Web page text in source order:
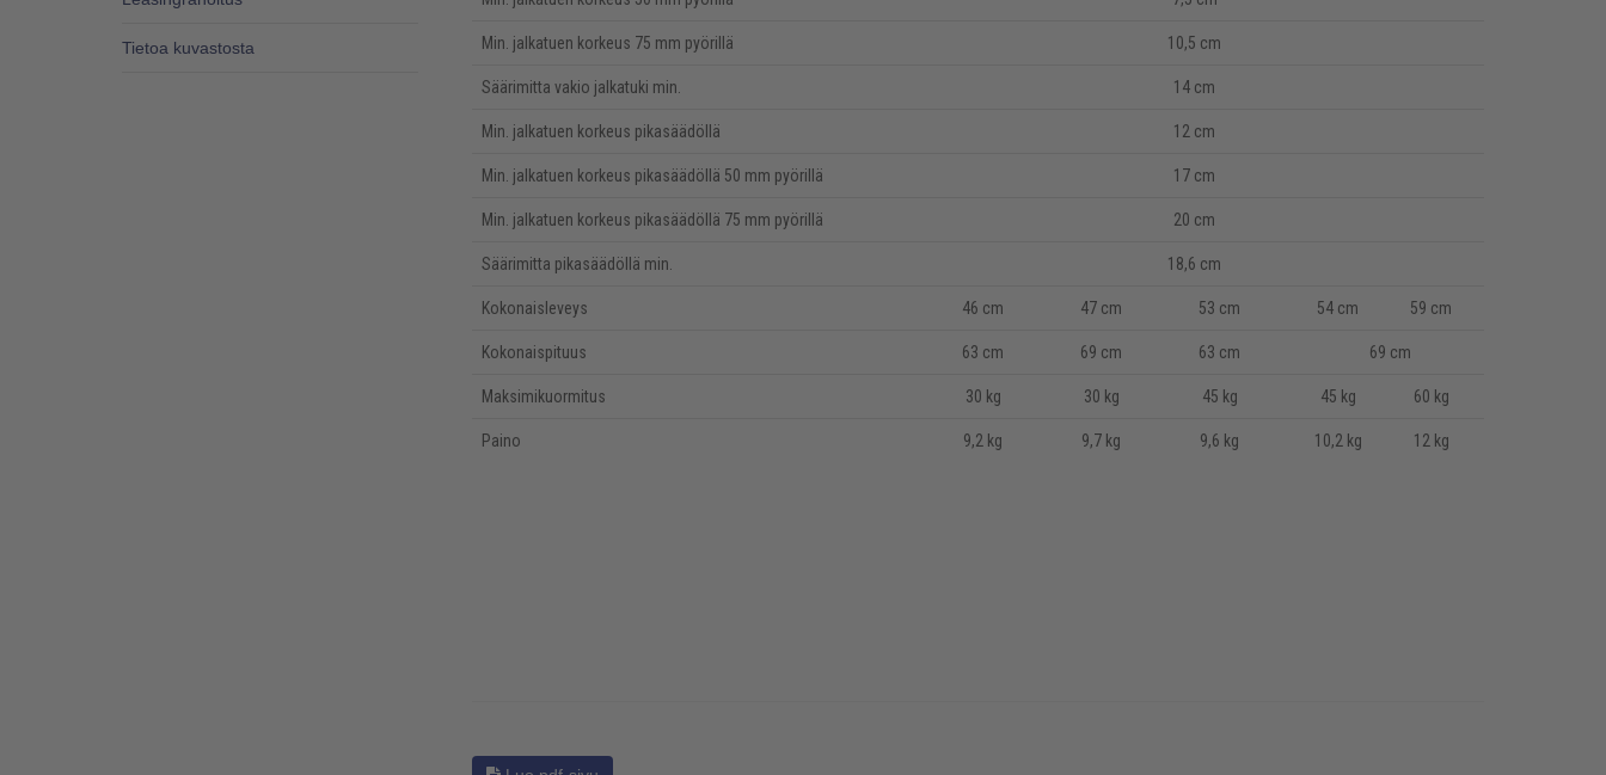
Tietoa kuvastosta Min. jalkatuen korkeus 75 mm pyörillä 10,5 cm
Säärimitta vakio jalkatuki min. 14 cm
Min. jalkatuen korkeus pikasäädöllä 12 cm
Min. jalkatuen korkeus pikasäädöllä 50 mm pyörillä 17 cm
Min. jalkatuen korkeus pikasäädöllä 75 mm pyörillä 20 cm
Säärimitta pikasäädöllä min. 18,6 cm
Kokonaisleveys 46 cm 47 cm 53 cm 54 cm 59 cm
Kokonaispituus 63 cm 69 cm 63 cm 69 cm
Maksimikuormitus 30 kg 30 kg 45 kg 45 kg 60 kg
Paino 9,2 kg 9,7 kg 9,6 kg 10,2 kg 12 kg